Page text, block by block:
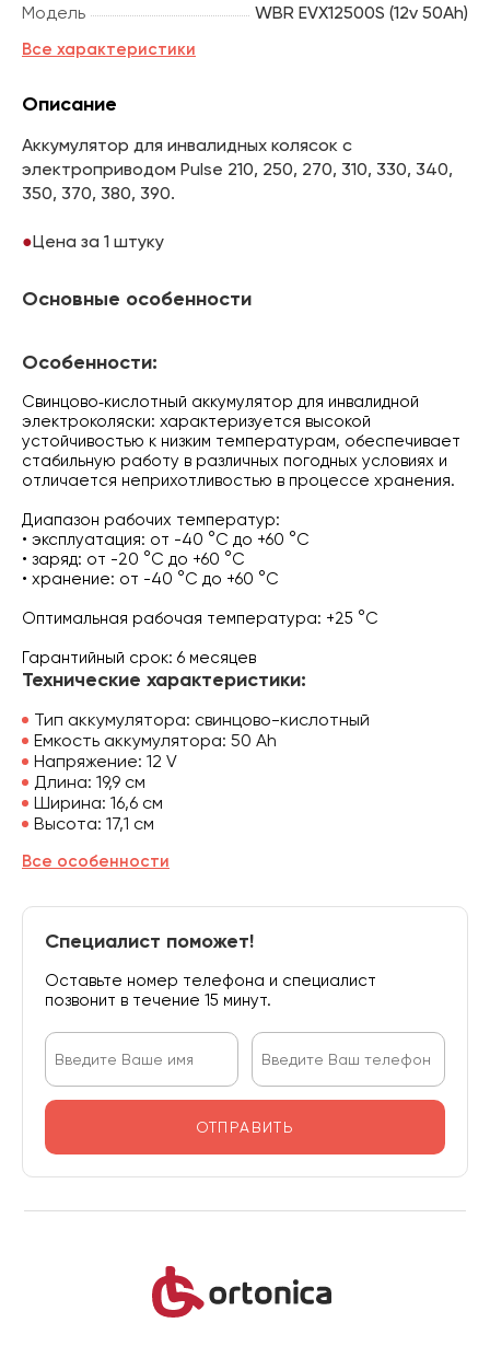
Модель
WBR EVX12500S (12v 50Ah)
Все характеристики
Описание
Аккумулятор для инвалидных колясок с
электроприводом Pulse 210, 250, 270, 310, 330, 340,
350, 370, 380, 390.
Цена за 1 штуку
Основные особенности
Особенности:
Свинцово‑кислотный аккумулятор для инвалидной
электроколяски: характеризуется высокой
устойчивостью к низким температурам, обеспечивает
стабильную работу в различных погодных условиях и
отличается неприхотливостью в процессе хранения.
Диапазон рабочих температур:
• эксплуатация: от -40 °C до +60 °C
• заряд: от -20 °C до +60 °C
• хранение: от -40 °C до +60 °C
Оптимальная рабочая температура: +25 °C
Гарантийный срок: 6 месяцев
Технические характеристики:
Тип аккумулятора: свинцово-кислотный
Емкость аккумулятора: 50 Аh
Напряжение: 12 V
Длина: 19,9 см
Ширина: 16,6 см
Высота: 17,1 см
Все особенности
Специалист поможет!
Оставьте номер телефона и специалист
позвонит в течение 15 минут.
ОТПРАВИТЬ